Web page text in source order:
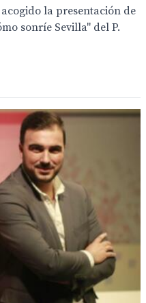
la presentación de
sonríe Sevilla" del P.